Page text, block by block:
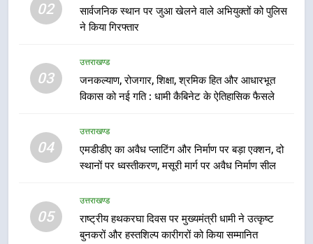
02
सार्वजनिक स्थान पर जुआ खेलने वाले अभियुक्तों को पुलिस
ने किया गिरफ्तार
03
उत्तराखण्ड
जनकल्याण, रोजगार, शिक्षा, श्रमिक हित और आधारभूत
विकास को नई गति : धामी कैबिनेट के ऐतिहासिक फैसले
04
उत्तराखण्ड
एमडीडीए का अवैध प्लाटिंग और निर्माण पर बड़ा एक्शन, दो
स्थानों पर ध्वस्तीकरण, मसूरी मार्ग पर अवैध निर्माण सील
05
उत्तराखण्ड
राष्ट्रीय हथकरघा दिवस पर मुख्यमंत्री धामी ने उत्कृष्ट
बुनकरों और हस्तशिल्प कारीगरों को किया सम्मानित
वाले महीनों में हजारों पदों पर की जाएगी
भर्ती
उत्तराखण्ड
दिल्ली-देहरादून आर्थिक कॉरिडोर से जुड़ी
12 किमी ग्रीनफील्ड बाईपास परियोजना
निर्देश, सुरक्षा मानकों से कोई समझौता
नहींः डीएम
1
खेल महाकुंभ 2026ः 01 सितंबर से सजेगा